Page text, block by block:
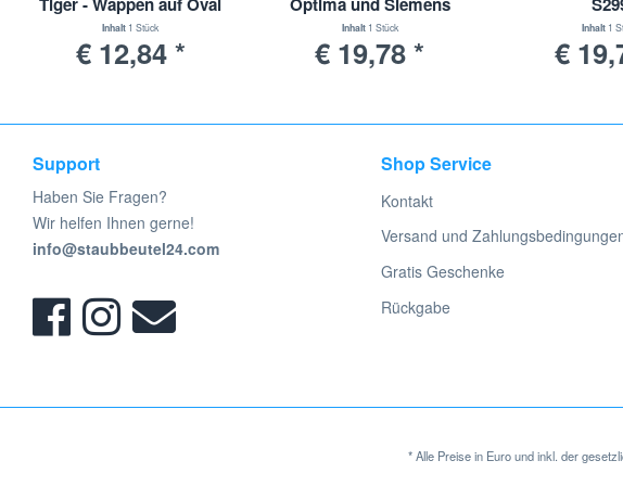
Inhalt 1 Stück
€ 12,84 *
Serie VS 5 / VS 9
Inhalt 1 Stück
€ 19,78 *
Inhalt 1
€
Support
Haben Sie Fragen?
Wir helfen Ihnen gerne!
info@staubbeutel24.com
Shop Service
Kontakt
Versand und
Gratis Geschenke
Rückgabe
* Alle Preise in Euro und inkl. der